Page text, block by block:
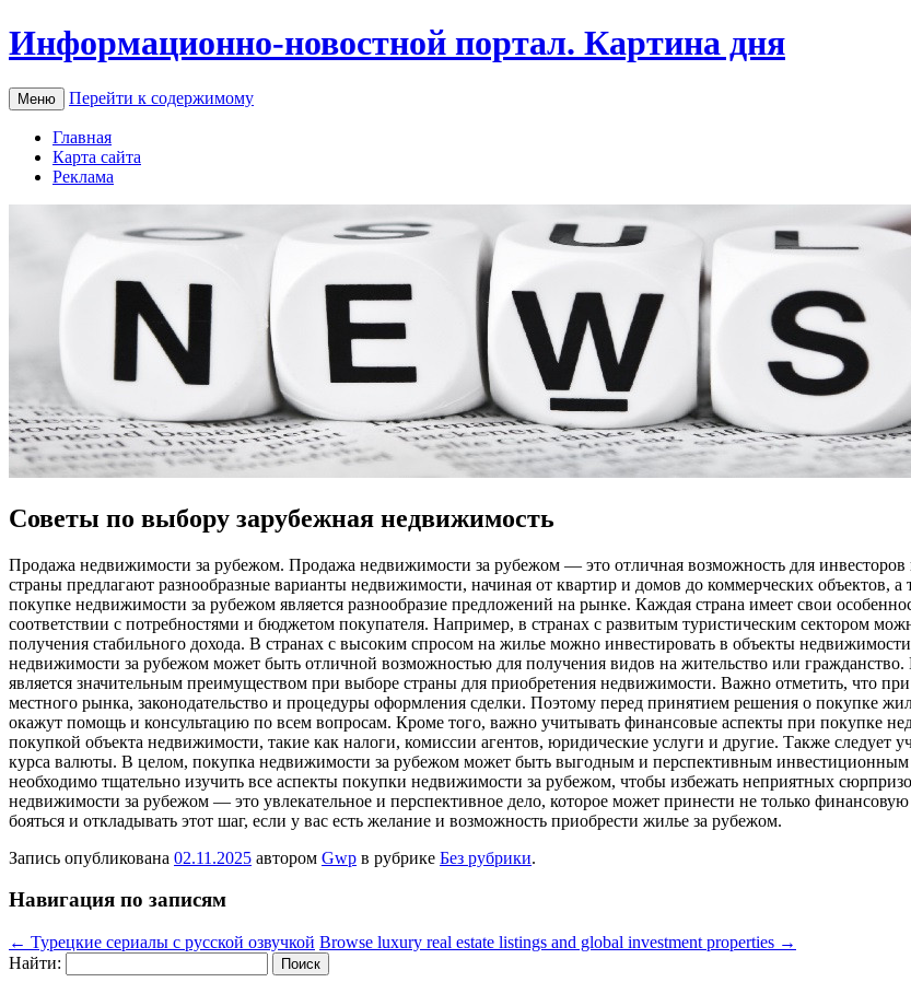
Информационно-новостной портал. Картина дня
Меню Перейти к содержимому
Главная
Карта сайта
Реклама
Советы по выбору зарубежная недвижимость
Прoдaжa нeдвижимoсти зa рубежом. Продажа недвижимости за рубежом — это отличная возможность для
страны предлагают разнообразные варианты недвижимости, начиная от квартир и домов до коммерческих
покупке недвижимости за рубежом является разнообразие предложений на рынке. Каждая страна имеет свои
соответствии с потребностями и бюджетом покупателя. Например, в странах с развитым туристическим сектором
получения стабильного дохода. В странах с высоким спросом на жилье можно инвестировать в объекты
недвижимости за рубежом может быть отличной возможностью для получения видов на жительство или
является значительным преимуществом при выборе страны для приобретения недвижимости. Важно отметить, что
местного рынка, законодательство и процедуры оформления сделки. Поэтому перед принятием решения о покупке
окажут помощь и консультацию по всем вопросам. Кроме того, важно учитывать финансовые аспекты при покупке
покупкой объекта недвижимости, такие как налоги, комиссии агентов, юридические услуги и другие. Также
курса валюты. В целом, покупка недвижимости за рубежом может быть выгодным и перспективным инвестиционным
необходимо тщательно изучить все аспекты покупки недвижимости за рубежом, чтобы избежать неприятных
недвижимости за рубежом — это увлекательное и перспективное дело, которое может принести не только
бояться и откладывать этот шаг, если у вас есть желание и возможность приобрести жилье за рубежом.
Запись опубликована 02.11.2025 автором Gwp в рубрике Без рубрики.
Навигация по записям
← Турецкие сериалы с русской озвучкой Browse luxury real estate listings and global investment properties →
Найти: